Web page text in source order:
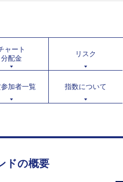
ャート
分配金
リスク
加者一覧 指数について
ドの概要